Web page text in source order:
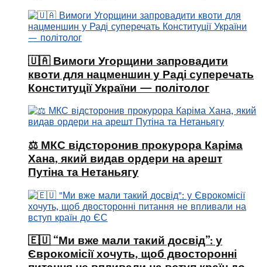
🇺🇦 Вимоги Угорщини запровадити
квоти для нацменшин у Раді суперечать
Конституції України — політолог
⚖️ МКС відсторонив прокурора Каріма
Хана, який видав ордери на арешт
Путіна та Нетаньягу
🇪🇺 “Ми вже мали такий досвід”: у
Єврокомісії хочуть, щоб двосторонні